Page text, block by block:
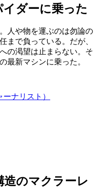
イダーに乗った
人や物を運ぶのは勿論の
まで負っている。だが、
の渇望は止まらない。そ
最新マシンに乗った。
ナリスト）
のマクラーレ